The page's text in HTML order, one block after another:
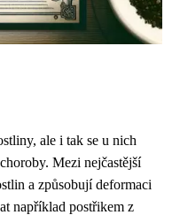
ale i tak se u nich
Mezi nejčastější
a způsobují deformaci
například postřikem z